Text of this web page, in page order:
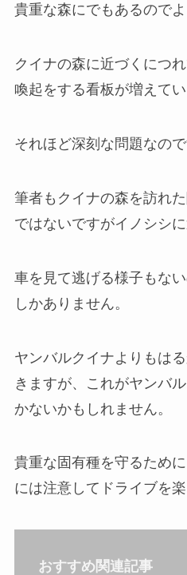
貴重な森にでもあるので
クイナの森に近づくにつ
喚起をする看板が増えてい
それほど深刻な問題なので
筆者もクイナの森を訪れ
ではないですがイノシシに
車を見て逃げる様子もな
しかありません。
ヤンバルクイナよりもは
きますが、これがヤンバ
かないかもしれません。
貴重な固有種を守るため
には注意してドライブを
おすすめ関連記事